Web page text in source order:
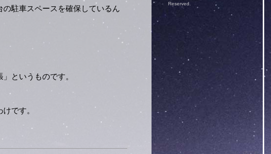
駐車スペースを確保しているん
というものです。
です。
Reserved.